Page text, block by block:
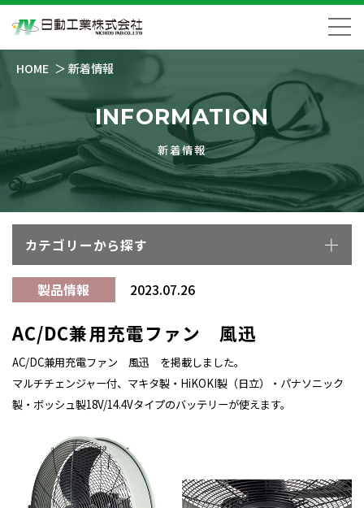
HOME 新着情報
INFORMATION
新着情報
カテゴリーから探す
製品情報 2023.07.26
AC/DC兼用充電ファン 風迅
AC/DC兼用充電ファン 風迅 を掲載しました。
マルチチェンジャー付、マキタ製・HiKOKI製（日立）・パナソニック
製・ボッシュ製18V/14.4Vタイプのバッテリーが使えます。